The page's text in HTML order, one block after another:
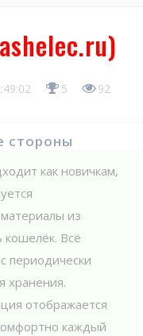
5 92
стороны
как новичкам,
из
кошелёк. Всё
периодически
хранения.
отображается
каждый